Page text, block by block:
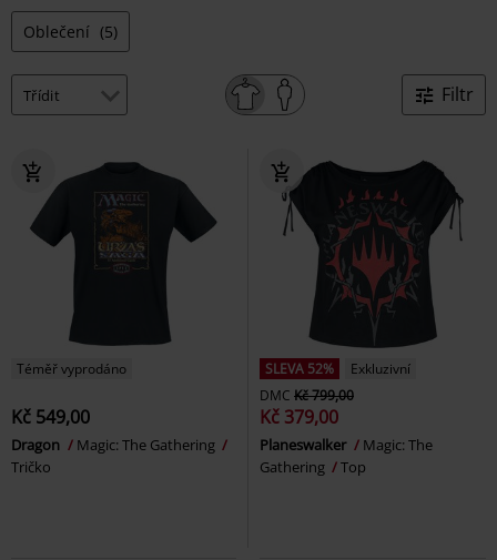
Oblečení (5)
Filtr
Téměř vyprodáno
Kč 549,00
Dragon
Magic: The Gathering
Tričko
SLEVA 52%
Exkluzivní
DMC Kč 799,00
Kč 379,00
Planeswalker
Magic: The
Gathering
Top